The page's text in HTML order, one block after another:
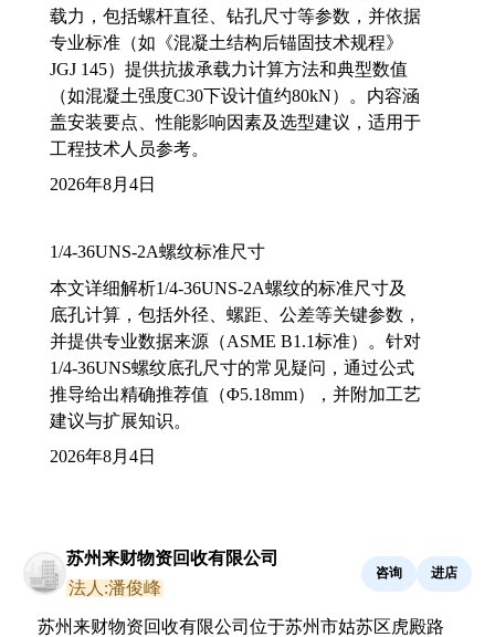
载力，包括螺杆直径、钻孔尺寸等参数，并依据
专业标准（如《混凝土结构后锚固技术规程》
JGJ 145）提供抗拔承载力计算方法和典型数值
（如混凝土强度C30下设计值约80kN）。内容涵
盖安装要点、性能影响因素及选型建议，适用于
工程技术人员参考。
2026年8月4日
1/4-36UNS-2A螺纹标准尺寸
本文详细解析1/4-36UNS-2A螺纹的标准尺寸及
底孔计算，包括外径、螺距、公差等关键参数，
并提供专业数据来源（ASME B1.1标准）。针对
1/4-36UNS螺纹底孔尺寸的常见疑问，通过公式
推导给出精确推荐值（Φ5.18mm），并附加工艺
建议与扩展知识。
2026年8月4日
苏州来财物资回收有限公司
法人:潘俊峰
咨询 进店
苏州来财物资回收有限公司位于苏州市姑苏区虎殿路